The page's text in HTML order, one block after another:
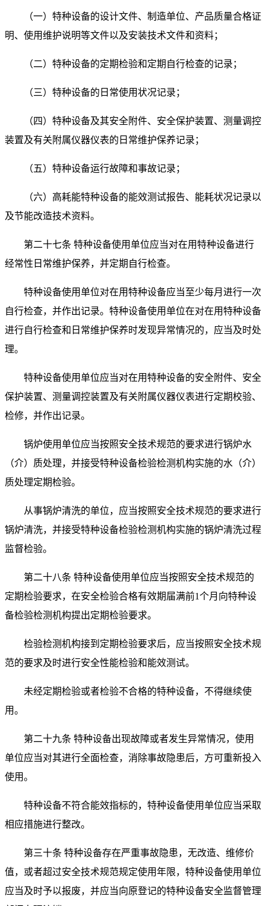
（一）特种设备的设计文件、制造单位、产品质量合格证
明、使用维护说明等文件以及安装技术文件和资料；
（二）特种设备的定期检验和定期自行检查的记录；
（三）特种设备的日常使用状况记录；
（四）特种设备及其安全附件、安全保护装置、测量调控
装置及有关附属仪器仪表的日常维护保养记录；
（五）特种设备运行故障和事故记录；
（六）高耗能特种设备的能效测试报告、能耗状况记录以
及节能改造技术资料。
第二十七条 特种设备使用单位应当对在用特种设备进行
经常性日常维护保养，并定期自行检查。
特种设备使用单位对在用特种设备应当至少每月进行一次
自行检查，并作出记录。特种设备使用单位在对在用特种设备
进行自行检查和日常维护保养时发现异常情况的，应当及时处
理。
特种设备使用单位应当对在用特种设备的安全附件、安全
保护装置、测量调控装置及有关附属仪器仪表进行定期校验、
检修，并作出记录。
锅炉使用单位应当按照安全技术规范的要求进行锅炉水
（介）质处理，并接受特种设备检验检测机构实施的水（介）
质处理定期检验。
从事锅炉清洗的单位，应当按照安全技术规范的要求进行
锅炉清洗，并接受特种设备检验检测机构实施的锅炉清洗过程
监督检验。
第二十八条 特种设备使用单位应当按照安全技术规范的
定期检验要求，在安全检验合格有效期届满前1个月向特种设
备检验检测机构提出定期检验要求。
检验检测机构接到定期检验要求后，应当按照安全技术规
范的要求及时进行安全性能检验和能效测试。
未经定期检验或者检验不合格的特种设备，不得继续使
用。
第二十九条 特种设备出现故障或者发生异常情况，使用
单位应当对其进行全面检查，消除事故隐患后，方可重新投入
使用。
特种设备不符合能效指标的，特种设备使用单位应当采取
相应措施进行整改。
第三十条 特种设备存在严重事故隐患，无改造、维修价
值，或者超过安全技术规范规定使用年限，特种设备使用单位
应当及时予以报废，并应当向原登记的特种设备安全监督管理